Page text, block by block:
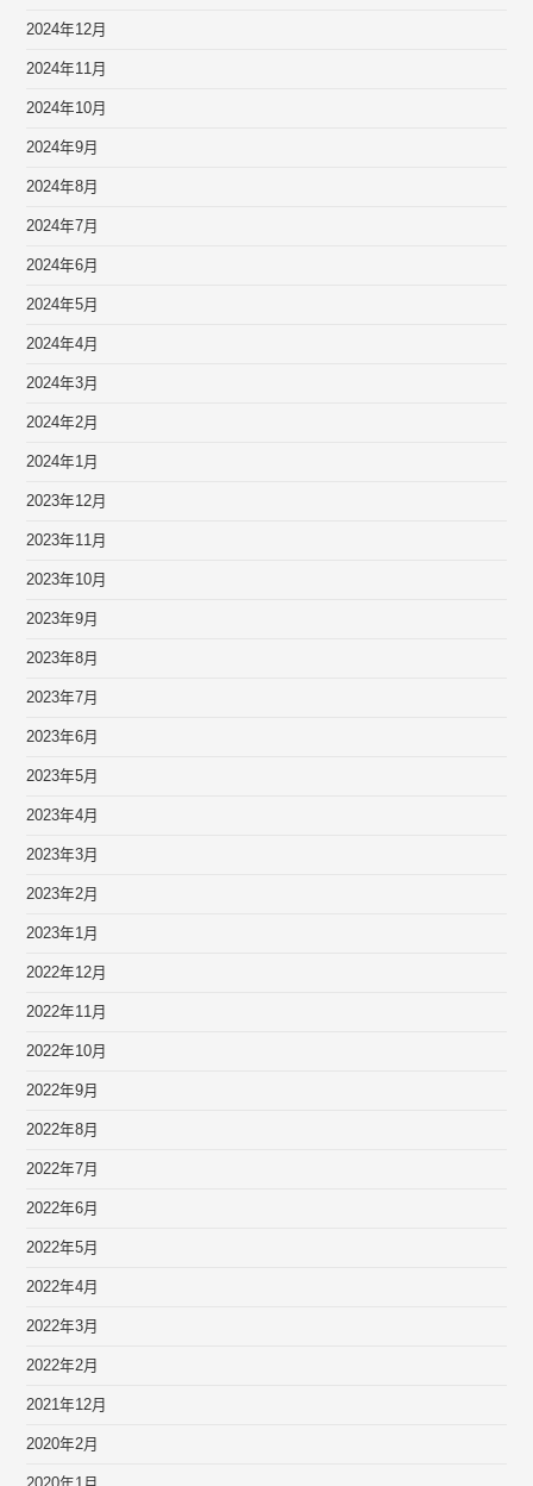
2024年12月
2024年11月
2024年10月
2024年9月
2024年8月
2024年7月
2024年6月
2024年5月
2024年4月
2024年3月
2024年2月
2024年1月
2023年12月
2023年11月
2023年10月
2023年9月
2023年8月
2023年7月
2023年6月
2023年5月
2023年4月
2023年3月
2023年2月
2023年1月
2022年12月
2022年11月
2022年10月
2022年9月
2022年8月
2022年7月
2022年6月
2022年5月
2022年4月
2022年3月
2022年2月
2021年12月
2020年2月